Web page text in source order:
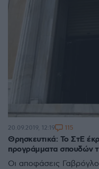
Θρησκευτικά: Το ΣτΕ
προγράμματα σπουδών
Οι αποφάσεις
20.09.2019, 12:19 115